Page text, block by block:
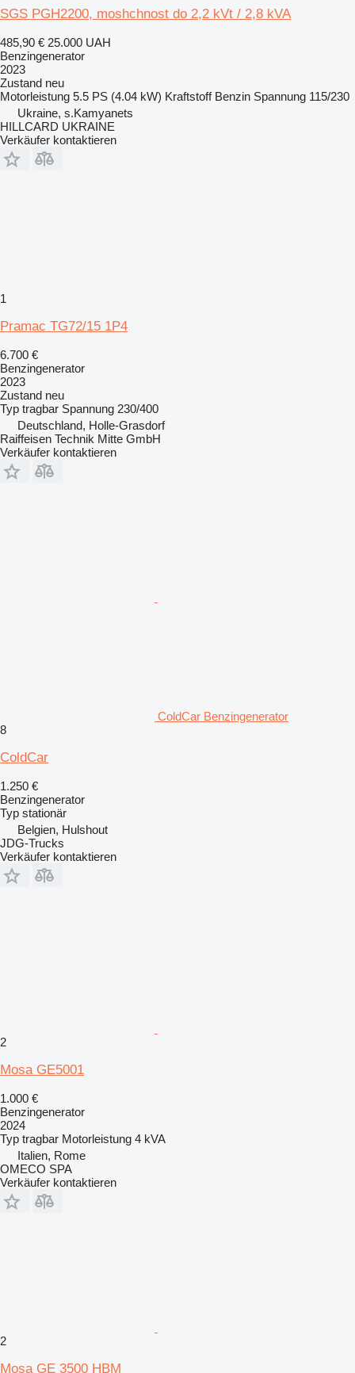
SGS PGH2200, moshchnost do 2,2 kVt / 2,8 kVA
485,90 € 25.000 UAH
Benzingenerator
2023
Zustand neu
Motorleistung 5.5 PS (4.04 kW) Kraftstoff Benzin Spannung 115/230
Ukraine, s.Kamyanets
HILLCARD UKRAINE
Verkäufer kontaktieren
1
Pramac TG72/15 1P4
6.700 €
Benzingenerator
2023
Zustand neu
Typ tragbar Spannung 230/400
Deutschland, Holle-Grasdorf
Raiffeisen Technik Mitte GmbH
Verkäufer kontaktieren
ColdCar Benzingenerator
8
ColdCar
1.250 €
Benzingenerator
Typ stationär
Belgien, Hulshout
JDG-Trucks
Verkäufer kontaktieren
2
Mosa GE5001
1.000 €
Benzingenerator
2024
Typ tragbar Motorleistung 4 kVA
Italien, Rome
OMECO SPA
Verkäufer kontaktieren
2
Mosa GE 3500 HBM